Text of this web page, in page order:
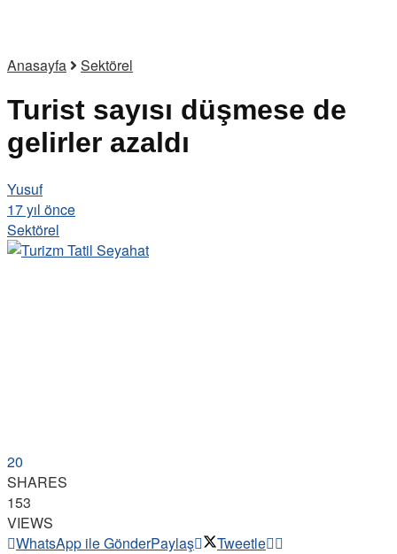
Anasayfa Sektörel
Turist sayısı düşmese de
gelirler azaldı
Yusuf
17 yıl önce
Sektörel
20
SHARES
153
VIEWS
WhatsApp ile GönderPaylaş Tweetle